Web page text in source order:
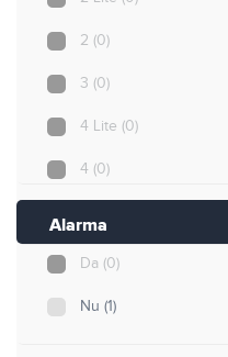
2 (0)
3 (0)
4 Lite (0)
4 (0)
5 Lite
8 (0)
Alarma
Da (0)
Nu (1)